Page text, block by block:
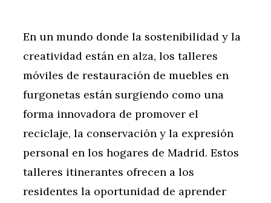
En un mundo donde la sostenibilidad y la
creatividad están en alza, los talleres
móviles de restauración de muebles en
furgonetas están surgiendo como una
forma innovadora de promover el
reciclaje, la conservación y la expresión
personal en los hogares de Madrid. Estos
talleres itinerantes ofrecen a los
residentes la oportunidad de aprender